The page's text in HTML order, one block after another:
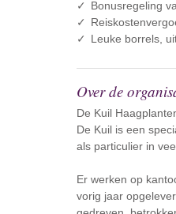
Bonusregeling
Leuke borrels,
Over de
De Kuil
De Kuil is een
als particulier in
Er werken op
vorig jaar